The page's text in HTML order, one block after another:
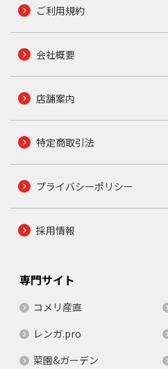
ご利用規約
会社概要
店舗案内
特定商取引法
プライバシーポリシー
採用情報
専門サイト
コメリ産直
レンガ.pro
菜園&ガーデン